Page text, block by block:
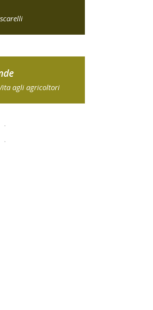
agli agricoltori